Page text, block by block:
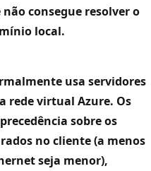
consegue resolver o
local.
usa servidores
rede virtual Azure. Os
sobre os
no cliente (a menos
seja menor),